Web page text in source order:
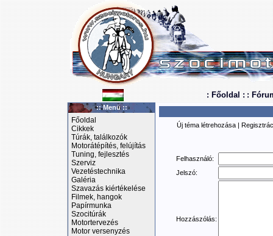
: Főoldal : :
:: Menü ::
Főoldal
Cikkek
Túrák, találkozók
Motorátépítés, felújítás
Tuning, fejlesztés
Szerviz
Vezetéstechnika
Galéria
Szavazás kiértékelése
Filmek, hangok
Papírmunka
Szocitúrák
Motortervezés
Motor versenyzés
Új téma létrehozása |
Felhasználó:
Jelszó:
Hozzászólás: